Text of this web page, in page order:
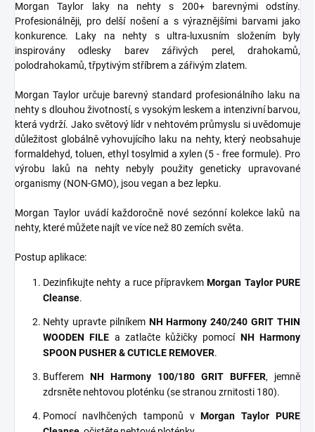
Morgan Taylor laky na nehty s 200+ barevnými odstíny.
Profesionálněji, pro delší nošení a s výraznějšími barvami jako
konkurence. Laky na nehty s ultra-luxusním složením byly
inspirovány odlesky barev zářivých perel, drahokamů,
polodrahokamů, třpytivým stříbrem a zářivým zlatem.
Morgan Taylor určuje barevný standard profesionálního laku na
nehty s dlouhou životností, s vysokým leskem a intenzivní barvou,
která vydrží. Jako světový lídr v nehtovém průmyslu si uvědomuje
důležitost globálně vyhovujícího laku na nehty, který neobsahuje
formaldehyd, toluen, ethyl tosylmid a xylen (5 - free formule). Pro
výrobu laků na nehty nebyly použity geneticky upravované
organismy (NON-GMO), jsou vegan a bez lepku.
Morgan Taylor uvádí každoročně nové sezónní kolekce laků na
nehty, které můžete najít ve více než 80 zemích světa.
Postup aplikace:
Dezinfikujte nehty a ruce přípravkemMorgan Taylor PURE
Cleanse.
Nehty upravte pilníkem NH Harmony 240/240 GRIT THIN
WOODEN FILE a zatlačte kůžičky pomocí NH Harmony
SPOON PUSHER & CUTICLE REMOVER.
Bufferem NH Harmony 100/180 GRIT BUFFER, jemně
zdrsněte nehtovou ploténku (se stranou zrnitosti 180).
Pomocí navlhčených tamponů vMorgan Taylor PURE